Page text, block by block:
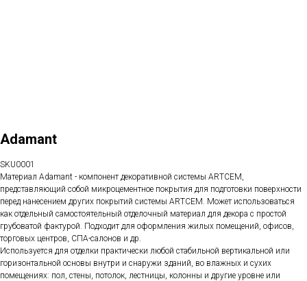
Adamant
SKU0001
Материал Adamant - компонент декоративной системы ARTCEM,
представляющий собой микроцементное покрытия для подготовки поверхности
перед нанесением других покрытий системы ARTCEM. Может использоваться
как отдельный самостоятельный отделочный материал для декора с простой
грубоватой фактурой. Подходит для оформления жилых помещений, офисов,
торговых центров, СПА-салонов и др.
Используется для отделки практически любой стабильной вертикальной или
горизонтальной основы внутри и снаружи зданий, во влажных и сухих
помещениях: пол, стены, потолок, лестницы, колонны и другие уровне или